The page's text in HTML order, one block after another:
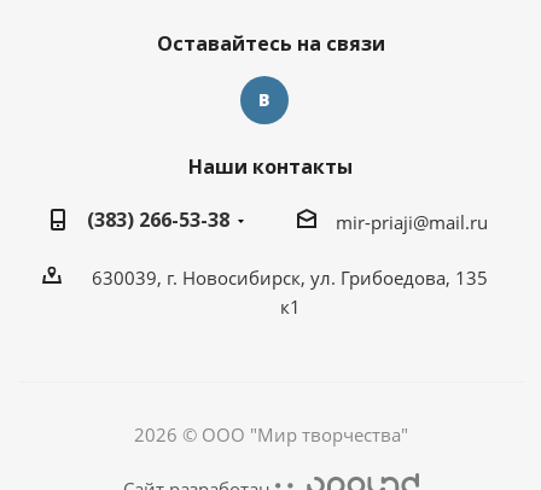
Оставайтесь на связи
Наши контакты
(383) 266-53-38
mir-priaji@mail.ru
630039, г. Новосибирск, ул. Грибоедова, 135
к1
2026 © ООО "Мир творчества"